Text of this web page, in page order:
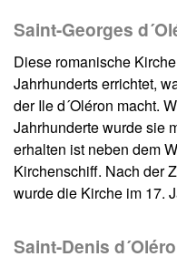
Saint-Georges
Diese romanische
Jahrhunderts errichtet,
der Ile d´Oléron macht.
Jahrhunderte wurde sie
erhalten ist neben dem
Kirchenschiff. Nach der
wurde die Kirche im 17.
Saint-Denis